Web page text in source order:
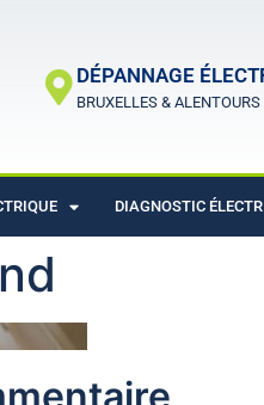
DÉPANNAGE
BRUXELLES & ALENTOURS
DIAGNOSTIC